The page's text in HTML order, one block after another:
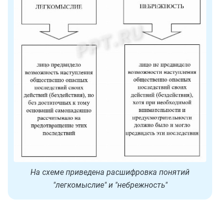
На схеме приведена расшифровка понятий
"легкомыслие" и "небрежность"